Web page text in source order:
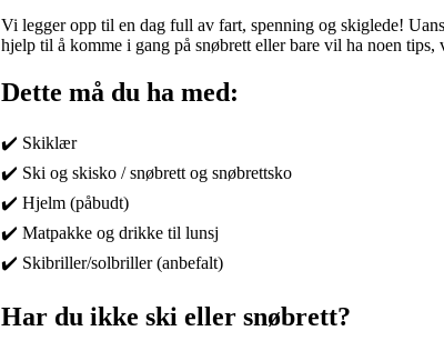
Vi legger opp til en dag full av fart, spenning og skiglede!
hjelp til å komme i gang på snøbrett eller bare vil ha noen
Dette må du ha med:
✔️ Skiklær
✔️ Ski og skisko / snøbrett og snøbrettsko
✔️ Hjelm (påbudt)
✔️ Matpakke og drikke til lunsj
✔️ Skibriller/solbriller (anbefalt)
Har du ikke ski eller snøbrett?